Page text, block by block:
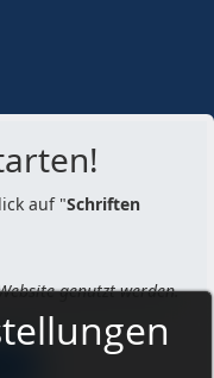
auf "Schriften
genutzt werden.